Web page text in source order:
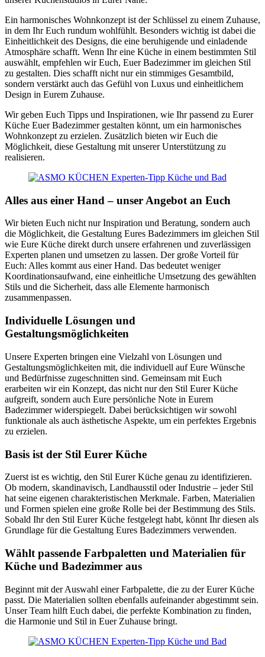
Ein harmonisches Wohnkonzept ist der Schlüssel zu einem Zuhause,
in dem Ihr Euch rundum wohlfühlt. Besonders wichtig ist dabei die
Einheitlichkeit des Designs, die eine beruhigende und einladende
Atmosphäre schafft. Wenn Ihr eine Küche in einem bestimmten Stil
auswählt, empfehlen wir Euch, Euer Badezimmer im gleichen Stil
zu gestalten. Dies schafft nicht nur ein stimmiges Gesamtbild,
sondern verstärkt auch das Gefühl von Luxus und einheitlichem
Design in Eurem Zuhause.
Wir geben Euch Tipps und Inspirationen, wie Ihr passend zu Eurer
Küche Euer Badezimmer gestalten könnt, um ein harmonisches
Wohnkonzept zu erzielen. Zusätzlich bieten wir Euch die
Möglichkeit, diese Gestaltung mit unserer Unterstützung zu
realisieren.
Alles aus einer Hand – unser Angebot an Euch
Wir bieten Euch nicht nur Inspiration und Beratung, sondern auch
die Möglichkeit, die Gestaltung Eures Badezimmers im gleichen Stil
wie Eure Küche direkt durch unsere erfahrenen und zuverlässigen
Experten planen und umsetzen zu lassen. Der große Vorteil für
Euch: Alles kommt aus einer Hand. Das bedeutet weniger
Koordinationsaufwand, eine einheitliche Umsetzung des gewählten
Stils und die Sicherheit, dass alle Elemente harmonisch
zusammenpassen.
Individuelle Lösungen und
Gestaltungsmöglichkeiten
Unsere Experten bringen eine Vielzahl von Lösungen und
Gestaltungsmöglichkeiten mit, die individuell auf Eure Wünsche
und Bedürfnisse zugeschnitten sind. Gemeinsam mit Euch
erarbeiten wir ein Konzept, das nicht nur den Stil Eurer Küche
aufgreift, sondern auch Eure persönliche Note in Eurem
Badezimmer widerspiegelt. Dabei berücksichtigen wir sowohl
funktionale als auch ästhetische Aspekte, um ein perfektes Ergebnis
zu erzielen.
Basis ist der Stil Eurer Küche
Zuerst ist es wichtig, den Stil Eurer Küche genau zu identifizieren.
Ob modern, skandinavisch, Landhausstil oder Industrie – jeder Stil
hat seine eigenen charakteristischen Merkmale. Farben, Materialien
und Formen spielen eine große Rolle bei der Bestimmung des Stils.
Sobald Ihr den Stil Eurer Küche festgelegt habt, könnt Ihr diesen als
Grundlage für die Gestaltung Eures Badezimmers verwenden.
Wählt passende Farbpaletten und Materialien für
Küche und Badezimmer aus
Beginnt mit der Auswahl einer Farbpalette, die zu der Eurer Küche
passt. Die Materialien sollten ebenfalls aufeinander abgestimmt sein.
Unser Team hilft Euch dabei, die perfekte Kombination zu finden,
die Harmonie und Stil in Euer Zuhause bringt.